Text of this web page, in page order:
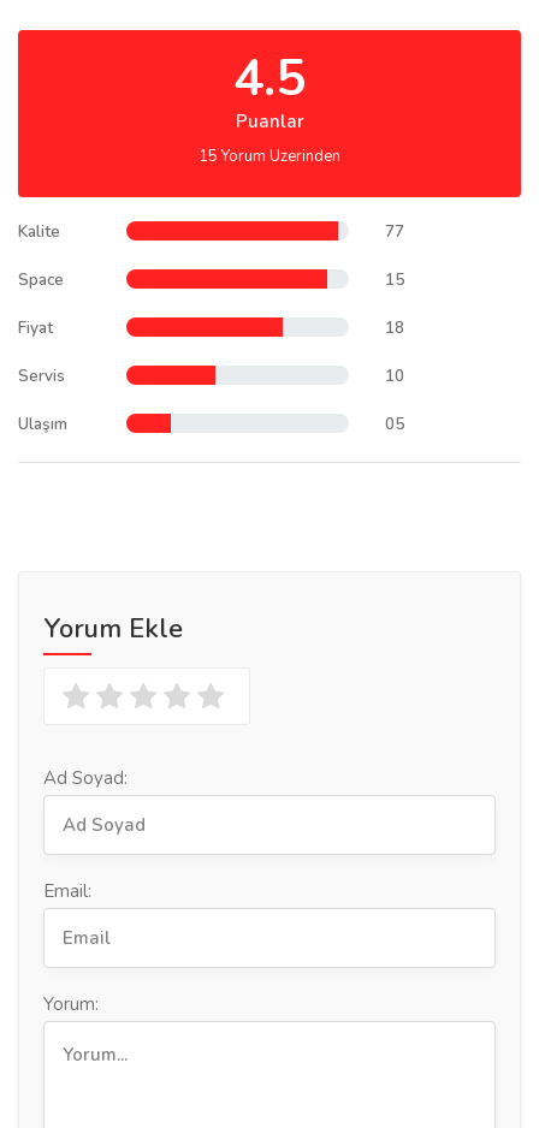
4.5
Puanlar
15 Yorum Uzerinden
Kalite 77
Space 15
Fiyat 18
Servis 10
Ulaşım 05
Yorum Ekle
Ad Soyad:
Email:
Yorum: